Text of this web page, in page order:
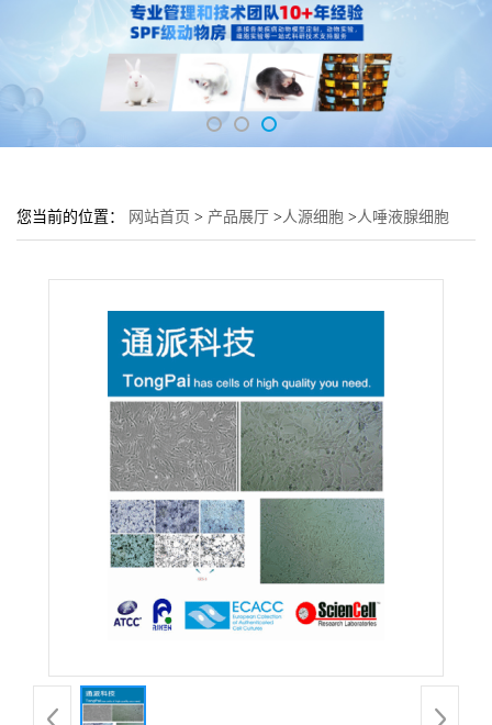
您当前的位置： 网站首页 > 产品展厅 >人源细胞 >人唾液腺细胞